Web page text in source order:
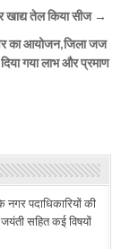
खाद्य तेल किया सीज →
का आयोजन,जिला जज
गया लाभ और प्रमाण
नगर पदाधिकारियों की
सहित कई विषयों